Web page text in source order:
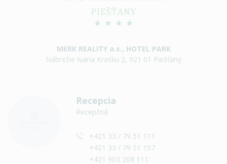
MERK REALITY a.s., HOTEL PARK
Nábrežie Ivana Krasku 2, 921 01 Piešťany
Recepcia
Recepčná
+421 33 / 79 51 111
+421 33 / 79 51 157
+421 903 208 111